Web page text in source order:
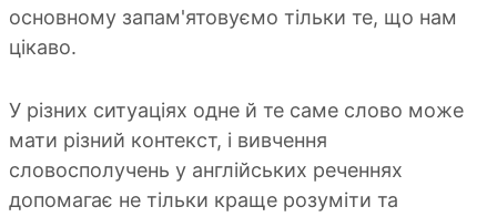
основному запам'ятовуємо тільки те, що нам
цікаво.
У різних ситуаціях одне й те саме слово може
мати різний контекст, і вивчення
словосполучень у англійських реченнях
допомагає не тільки краще розуміти та